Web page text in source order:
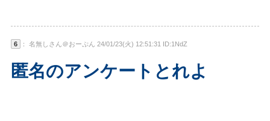
6 ： 名無しさん＠おーぷん 24/01/23(火) 12:51:31 ID:1NdZ
匿名のアンケートとれよ